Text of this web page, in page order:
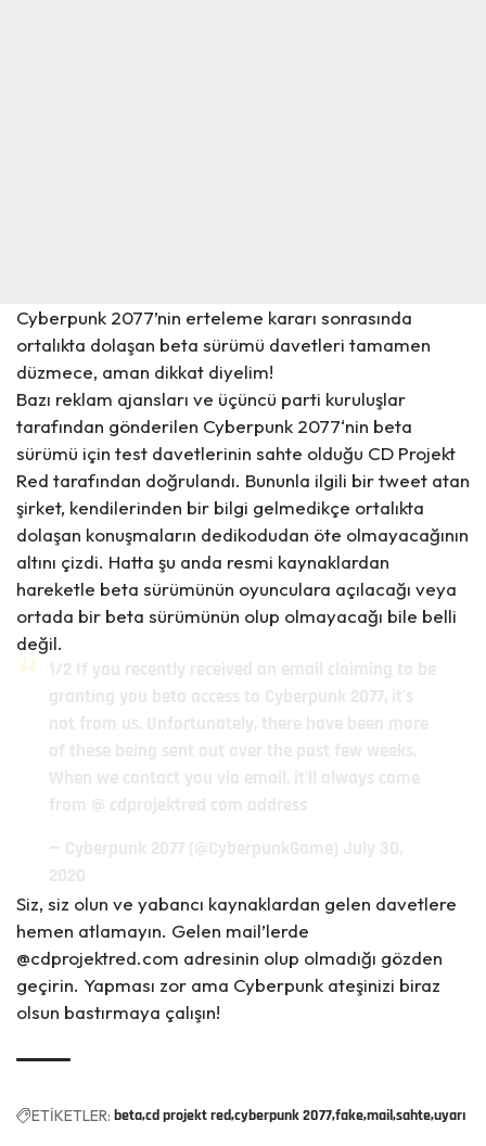
Cyberpunk 2077’nin erteleme kararı sonrasında
ortalıkta dolaşan beta sürümü davetleri tamamen
düzmece, aman dikkat diyelim!
Bazı reklam ajansları ve üçüncü parti kuruluşlar
tarafından gönderilen Cyberpunk 2077‘nin beta
sürümü için test davetlerinin sahte olduğu CD Projekt
Red tarafından doğrulandı. Bununla ilgili bir tweet atan
şirket, kendilerinden bir bilgi gelmedikçe ortalıkta
dolaşan konuşmaların dedikodudan öte olmayacağının
altını çizdi. Hatta şu anda resmi kaynaklardan
hareketle beta sürümünün oyunculara açılacağı veya
ortada bir beta sürümünün olup olmayacağı bile belli
değil.
Siz, siz olun ve yabancı kaynaklardan gelen davetlere
hemen atlamayın. Gelen mail’lerde
@cdprojektred.com adresinin olup olmadığı gözden
geçirin. Yapması zor ama Cyberpunk ateşinizi biraz
olsun bastırmaya çalışın!
ETİKETLER: betacd projekt redcyberpunk 2077fakemailsahteuyarı